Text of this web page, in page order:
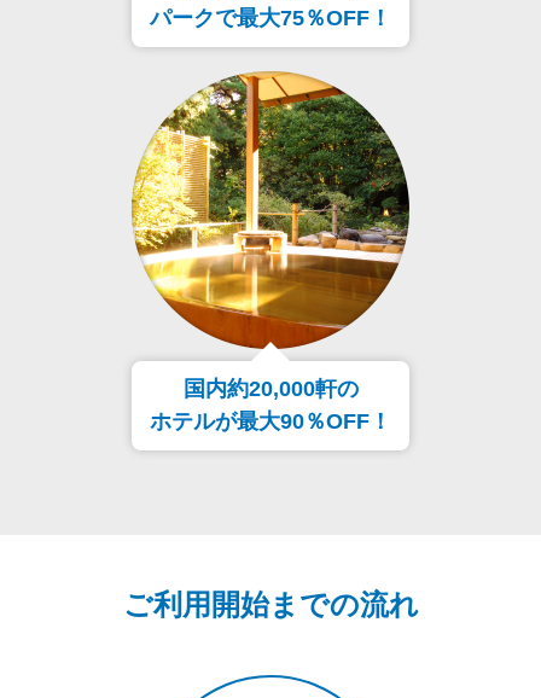
パークで最大75％OFF！
国内約20,000軒の
ホテルが最大90％OFF！
ご利用開始までの流れ